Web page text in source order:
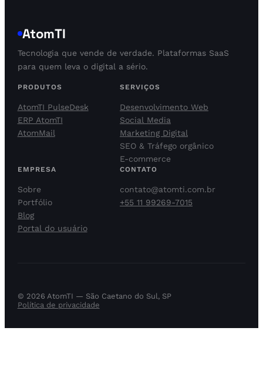
AtomTI
Tecnologia que vende de verdade. Plataformas SaaS
para quem leva o digital a sério.
PRODUTOS
AtomTI PulseDesk
ERP AtomTI
AtomMail
SERVIÇOS
Desenvolvimento Web
Social Media
Marketing Digital
SEO & Tráfego orgânico
E-commerce
EMPRESA
Sobre
Portfólio
Blog
Portal do usuário
CONTATO
contato@atomti.com.br
+55 11 99269-7015
© 2026 AtomTI — São Caetano do Sul, SP
Política de privacidade